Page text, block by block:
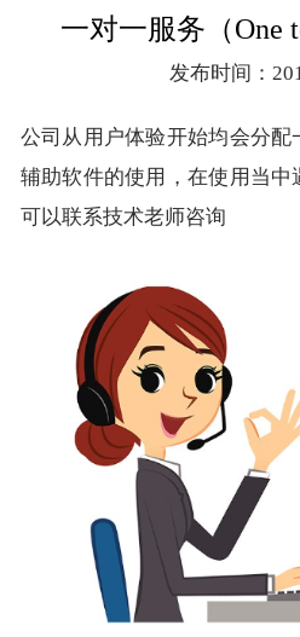
一对一服务（One
发布时间：
公司从用户体验开始均会分
辅助软件的使用，在使用当
可以联系技术老师咨询